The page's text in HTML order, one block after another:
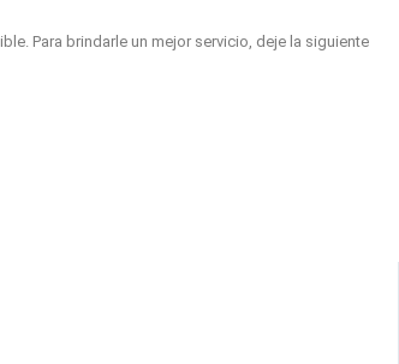
Para brindarle un mejor servicio, deje la siguiente